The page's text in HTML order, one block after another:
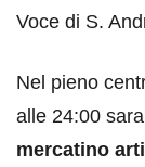
Voce di S.
Nel pieno
alle 24:00
mercatino